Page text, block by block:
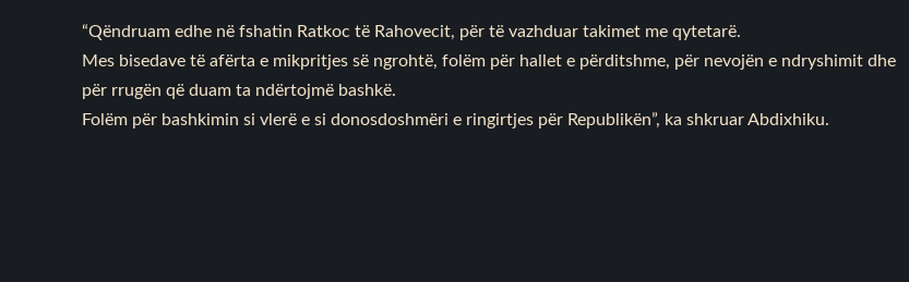
“Qëndruam edhe në fshatin Ratkoc të Rahovecit, për të vazhduar takimet me qytetarë.
Mes bisedave të afërta e mikpritjes së ngrohtë, folëm për hallet e përditshme, për nevojën e ndryshimit dhe
për rrugën që duam ta ndërtojmë bashkë.
Folëm për bashkimin si vlerë e si donosdoshmëri e ringirtjes për Republikën”, ka shkruar Abdixhiku.